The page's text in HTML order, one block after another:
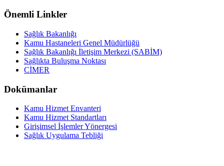
Önemli Linkler
Sağlık Bakanlığı
Kamu Hastaneleri Genel Müdürlüğü
Sağlık Bakanlığı İletişim Merkezi (SABİM)
Sağlıkta Buluşma Noktası
CİMER
Dokümanlar
Kamu Hizmet Envanteri
Kamu Hizmet Standartları
Girişimsel İşlemler Yönergesi
Sağlık Uygulama Tebliği